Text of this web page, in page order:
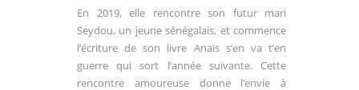
En 2019, elle rencontre son futur mari
Seydou, un jeune sénégalais, et commence
l’écriture de son livre Anaïs s’en va t’en
guerre qui sort l’année suivante. Cette
rencontre amoureuse donne l’envie à